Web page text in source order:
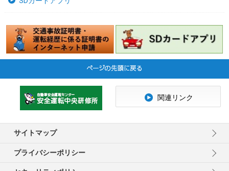
サイトマップ
プライバシーポリシー
関連リンク